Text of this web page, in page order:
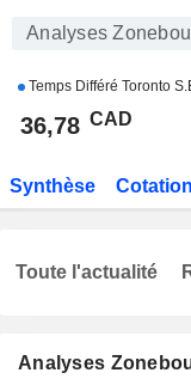
Analyses
Temps Différé Toronto
36,78 CAD
Synthèse
Analyses
Toute l'actualité